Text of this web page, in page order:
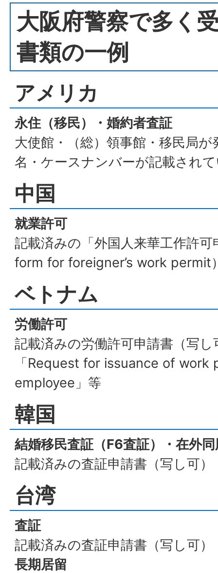
大阪府警察で多く
書類の一例
アメリカ
永住（移民）・婚約者査証
大使館・（総）領事館・移民局
名・ケースナンバーが記載され
中国
就業許可
記載済みの「外国人来華工作許
form for foreigner’s work permit
ベトナム
労働許可
記載済みの労働許可申請書（写し
「Request for issuance of
employee」等
韓国
結婚移民査証（F6査証）・在外
記載済みの査証申請書（写し可）
台湾
査証
記載済みの査証申請書（写し可）
長期居留